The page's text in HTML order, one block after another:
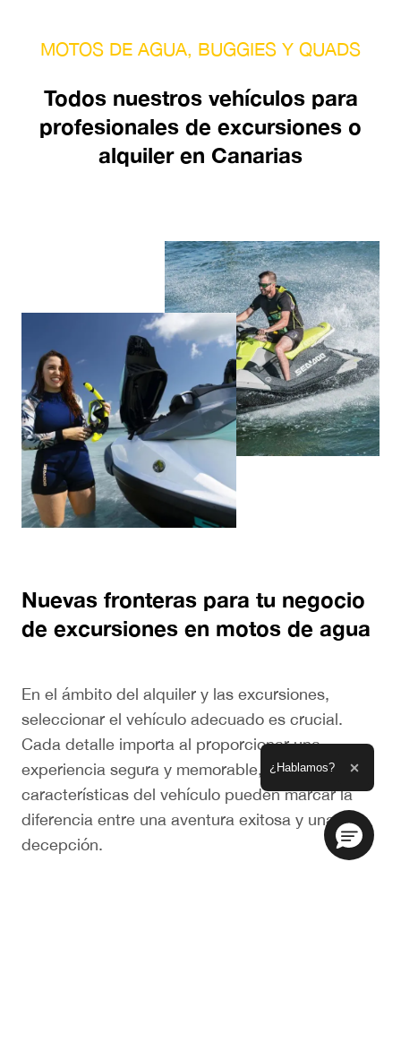
MOTOS DE AGUA, BUGGIES Y QUADS
Todos nuestros vehículos para
profesionales de excursiones o
alquiler en Canarias
Nuevas fronteras para tu negocio
de excursiones en motos de agua
En el ámbito del alquiler y las excursiones,
seleccionar el vehículo adecuado es crucial.
Cada detalle importa al proporcionar una
experiencia segura y memorable, donde las
características del vehículo pueden marcar la
diferencia entre una aventura exitosa y una
decepción.
¿Hablamos?
Ampliar el texto
Cerrar